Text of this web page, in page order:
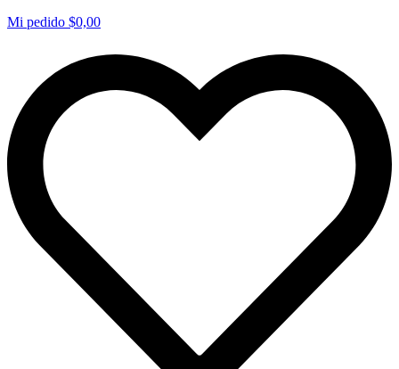
Mi pedido $0,00